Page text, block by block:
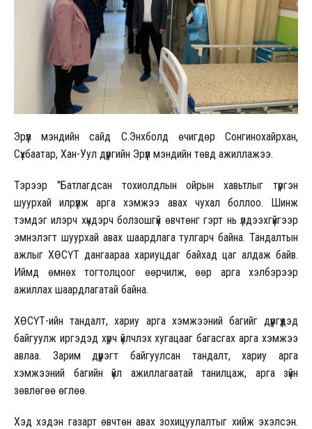
Эрүүл мэндийн сайд С.Энхболд өчигдөр Сонгинохайрхан,
Сүхбаатар, Хан-Уул дүүргийн Эрүүл мэндийн төвд ажиллажээ.
Тэрээр "Батлагдсан тохиолдлын ойрын хавьтлыг түргэн
шуурхай илрүүлж арга хэмжээ авах чухал боллоо. Шинж
тэмдэг илэрч хүндэрч болзошгүй өвчтөнг гэрт нь үлдээхгүйгээр
эмнэлэгт шуурхай авах шаардлага тулгарч байна. Тандалтын
ажлыг ХӨСҮТ дангаараа хариуцдаг байхад цаг алдаж байв.
Иймд өмнөх тогтолцоог өөрчилж, өөр арга хэлбэрээр
ажиллах шаардлагатай байна.
ХӨСҮТ-ийн тандалт, хариу арга хэмжээний багийг дүүргүүдэд
байгуулж иргэдэд хүрч үйлчлэх хугацааг багасгах арга хэмжээ
авлаа. Зарим дүүрэгт байгуулсан тандалт, хариу арга
хэмжээний багийн үйл ажиллагаатай танилцаж, арга зүйн
зөвлөгөө өглөө.
Хэд хэдэн газарт өвчтөн авах зохицуулалтыг хийж эхэлсэн.